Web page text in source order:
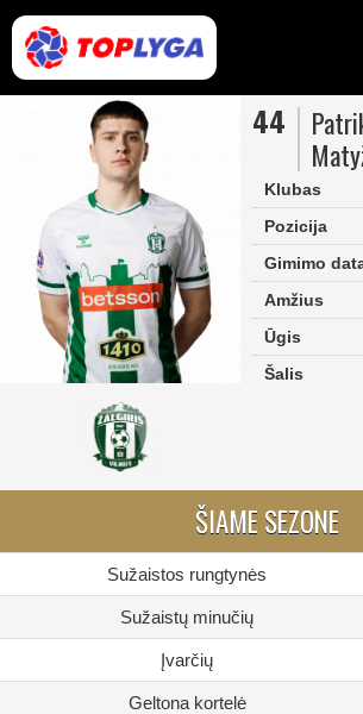
44
Klubas
Pozicija
Gimimo
Amžius
Ūgis
Šalis
ŠIAME SEZONE
Sužaistos rungtynės
Sužaistų minučių
Įvarčių
Geltona kortelė